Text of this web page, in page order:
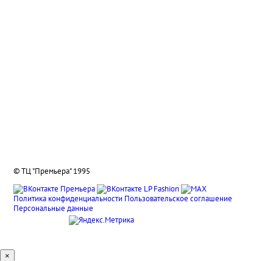
© ТЦ "Премьера" 1995
Политика конфиденциальности Пользовательское соглашение
Персональные данные
×